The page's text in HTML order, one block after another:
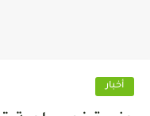
أخبار